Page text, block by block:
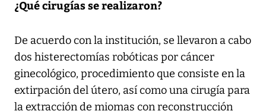
¿Qué cirugías se realizaron?
De acuerdo con la institución, se llevaron a cabo
dos histerectomías robóticas por cáncer
ginecológico, procedimiento que consiste en la
extirpación del útero, así como una cirugía para
la extracción de miomas con reconstrucción